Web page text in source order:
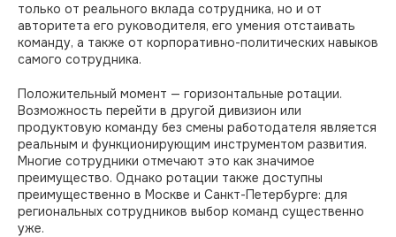
только от реального вклада сотрудника, но и от
авторитета его руководителя, его умения отстаивать
команду, а также от корпоративно-политических навыков
самого сотрудника.
Положительный момент — горизонтальные ротации.
Возможность перейти в другой дивизион или
продуктовую команду без смены работодателя является
реальным и функционирующим инструментом развития.
Многие сотрудники отмечают это как значимое
преимущество. Однако ротации также доступны
преимущественно в Москве и Санкт-Петербурге: для
региональных сотрудников выбор команд существенно
уже.